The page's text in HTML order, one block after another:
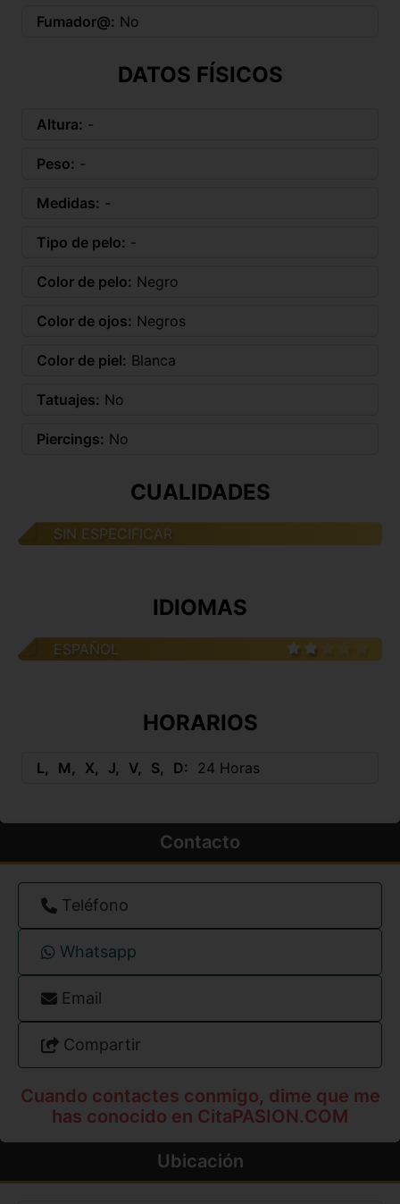
Fumador@: No
DATOS FÍSICOS
Altura: -
Peso: -
Medidas: -
Tipo de pelo: -
Color de pelo: Negro
Color de ojos: Negros
Color de piel: Blanca
Tatuajes: No
Piercings: No
CUALIDADES
SIN ESPECIFICAR
IDIOMAS
ESPAÑOL
HORARIOS
L M X J V S D 24 Horas
Contacto
Teléfono
Whatsapp
Email
Compartir
Cuando contactes conmigo, dime que me
has conocido en CitaPASION.COM
Ubicación